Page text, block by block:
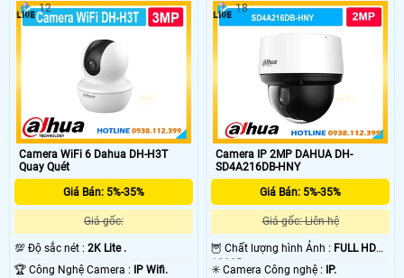
Camera WiFi 6 Dahua DH-H3T
Quay Quét
Giá Bán: 5%-35%
Giá gốc:
💯 Độ sắc nét : 2K Lite .
🏆 Công Nghệ Camera :
IP Wifi.
12
Camera IP 2MP DAHUA DH-
SD4A216DB-HNY
Giá Bán: 5%-35%
Giá gốc: Liên hệ
🦉 Chất lượng hình Ảnh : FULL HD
1080P .
✳️ Camera Công nghệ :
IP.
18